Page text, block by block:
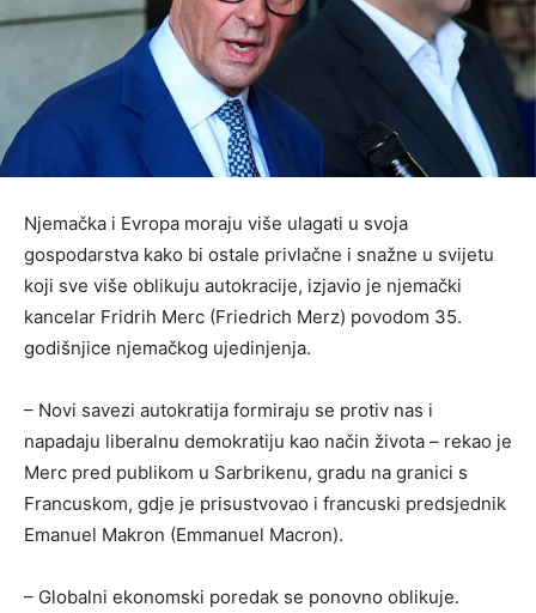
Njemačka i Evropa moraju više ulagati u svoja
gospodarstva kako bi ostale privlačne i snažne u svijetu
koji sve više oblikuju autokracije, izjavio je njemački
kancelar Fridrih Merc (Friedrich Merz) povodom 35.
godišnjice njemačkog ujedinjenja.
– Novi savezi autokratija formiraju se protiv nas i
napadaju liberalnu demokratiju kao način života – rekao je
Merc pred publikom u Sarbrikenu, gradu na granici s
Francuskom, gdje je prisustvovao i francuski predsjednik
Emanuel Makron (Emmanuel Macron).
– Globalni ekonomski poredak se ponovno oblikuje.